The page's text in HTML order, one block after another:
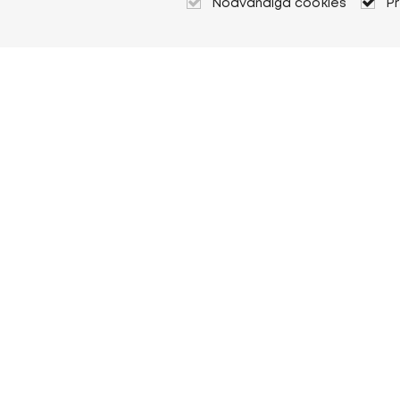
Nödvändiga cookies